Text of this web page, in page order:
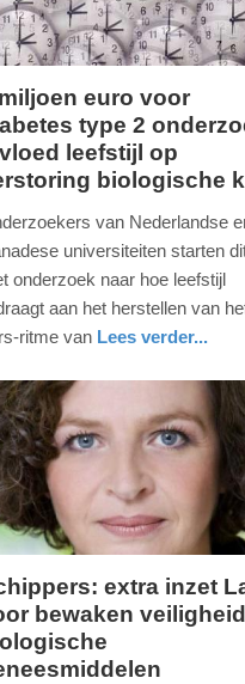
euro voor
type 2
leefstijl op
biologische
van Nederlandse
universiteiten starten
onderzoek naar hoe leefstijl
aan het herstellen van
ritme van Lees verder...
extra inzet
bewaken veiligheid